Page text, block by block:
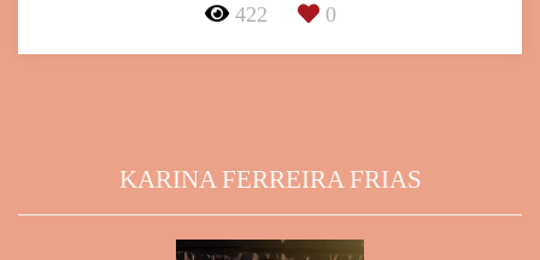
422 0
KARINA FERREIRA FRIAS